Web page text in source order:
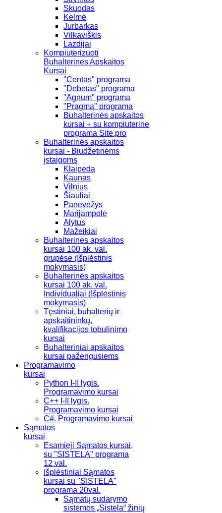
Skuodas
Kelmė
Jurbarkas
Vilkaviškis
Lazdijai
Kompiuterizuoti
Buhalterinės Apskaitos
Kursai
"Centas" programa
"Debetas" programa
"Agnum" programa
"Pragma" programa
Buhalterinės apskaitos
kursai + su kompiuterine
programa Site.pro
Buhalterinės apskaitos
kursai - Biudžetinėms
įstaigoms
Klaipėda
Kaunas
Vilnius
Šiauliai
Panevėžys
Marijampolė
Alytus
Mažeikiai
Buhalterinės apskaitos
kursai 100 ak. val.
grupėse (Išplėstinis
mokymasis)
Buhalterinės apskaitos
kursai 100 ak. val.
Individualiai (Išplėstinis
mokymasis)
Tęstiniai, buhalterių ir
apskaitininkų,
kvalifikacijos tobulinimo
kursai
Buhalteriniai apskaitos
kursai pažengusiems
Programavimo
kursai
Python I-II lygis.
Programavimo kursai
C++ I-II lygis.
Programavimo kursai
C#. Programavimo kursai
Sąmatos
kursai
Esamieji Sąmatos kursai,
su "SISTELA" programa
12 val.
Išplėstiniai Sąmatos
kursai su "SISTELA"
programa 20val.
Sąmatų sudarymo
sistemos „Sistela“ žinių